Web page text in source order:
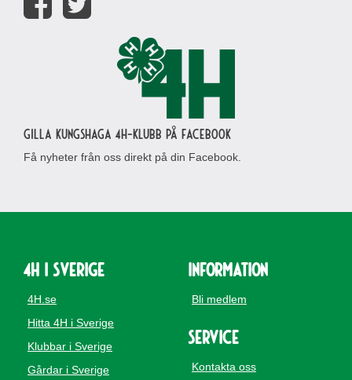
Gilla Kungshaga 4H-klubb på Facebook
Få nyheter från oss direkt på din Facebook.
4H i Sverige
4H.se
Hitta 4H i Sverige
Klubbar i Sverige
Gårdar i Sverige
Information
Bli medlem
Service
Kontakta oss